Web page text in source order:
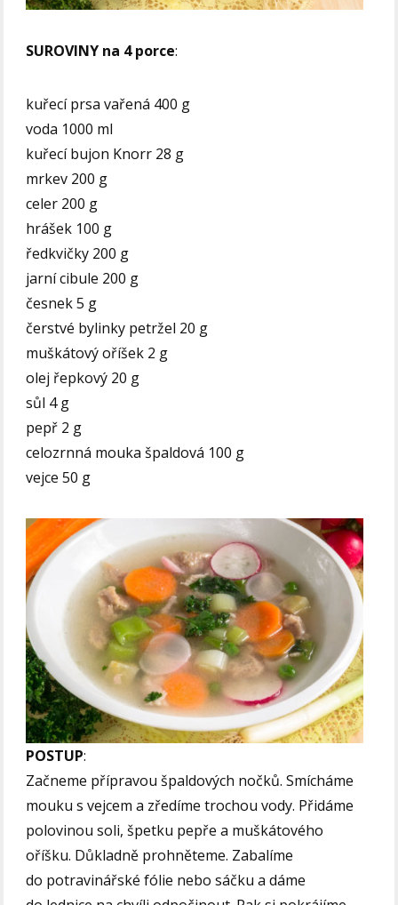
SUROVINY na 4 porce:
kuřecí prsa vařená 400 g
voda 1000 ml
kuřecí bujon Knorr 28 g
mrkev 200 g
celer 200 g
hrášek 100 g
ředkvičky 200 g
jarní cibule 200 g
česnek 5 g
čerstvé bylinky petržel 20 g
muškátový oříšek 2 g
olej řepkový 20 g
sůl 4 g
pepř 2 g
celozrnná mouka špaldová 100 g
vejce 50 g
POSTUP:
Začneme přípravou špaldových nočků. Smícháme
mouku s vejcem a zředíme trochou vody. Přidáme
polovinou soli, špetku pepře a muškátového
oříšku. Důkladně prohněteme. Zabalíme
do potravinářské fólie nebo sáčku a dáme